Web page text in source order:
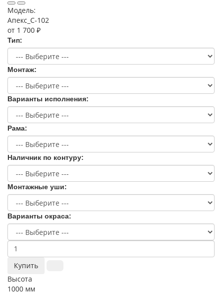
Модель:
Апекс_С-102
от 1 700 ₽
Тип:
Монтаж:
Варианты исполнения:
Рама:
Наличник по контуру:
Монтажные уши:
Варианты окраса:
Купить
Высота
1000 мм